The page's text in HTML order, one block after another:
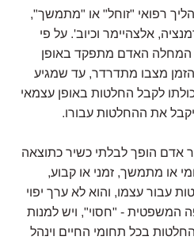
רפואי "זוחל" או "מתמשך",
אלצהיימר וכיוב'. על פי
המחלה האדם מתפקד באופן
מצבו מתדרדר, עד שמגיע
לקבל החלטות באופן עצמאי
את ההחלטות עבורו.
אדם הופך לבלתי כשיר כתוצאה
או מתמשך, זמני או קבוע,
עבור עצמו, והוא לא ערך יפוי
- "חסוי", ויש למנות
בכל תחומי החיים וינהל